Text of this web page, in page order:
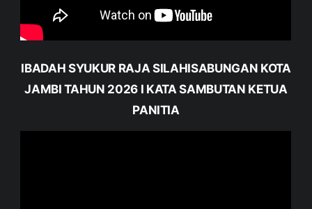
IBADAH SYUKUR RAJA SILAHISABUNGAN KOTA
JAMBI TAHUN 2026 I KATA SAMBUTAN KETUA
PANITIA